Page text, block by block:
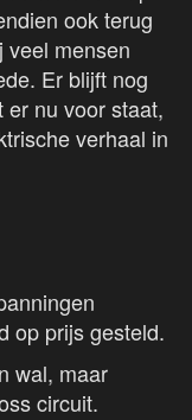
ook terug
veel mensen
Er blijft nog
er nu voor staat,
verhaal in
op prijs gesteld.
wal, maar
circuit.